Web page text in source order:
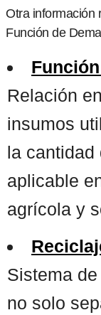
Otra información
Función de
Relación
insumos
la cantidad
aplicable
agrícola y
Sistema
no solo